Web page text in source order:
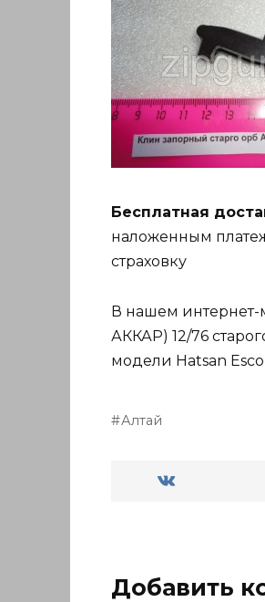
Бесплатная
наложенным
страховку
В нашем интернет-
АККАР) 12/76
модели Hatsan
Алтай
Добавить